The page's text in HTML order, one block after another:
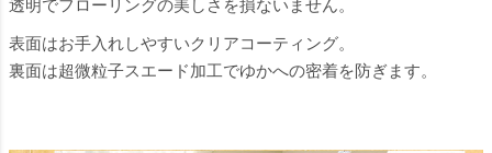
透明でフローリングの美しさを損ないません。
表面はお手入れしやすいクリアコーティング。
裏面は超微粒子スエード加工でゆかへの密着を防ぎます。